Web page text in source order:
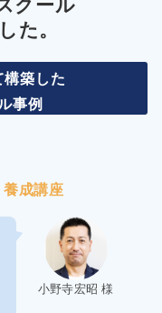
クール
た。
構築した
事例
成講座
小野寺宏昭 様